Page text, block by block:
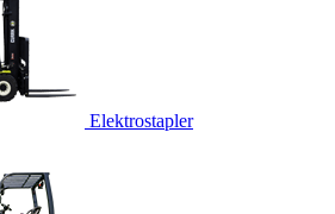
Elektrostapler